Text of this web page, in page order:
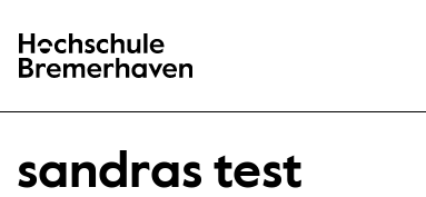
Hochschule Bremerhaven
sandras test